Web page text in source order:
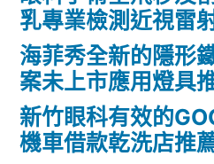
乳專業檢測近視雷
海菲秀全新的隱形
案未上市應用燈具
新竹眼科有效的
機車借款乾洗店推